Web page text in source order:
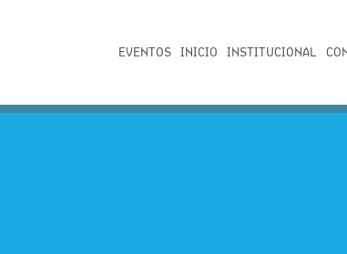
INSTITUCIONAL
INICIO
EVENTOS